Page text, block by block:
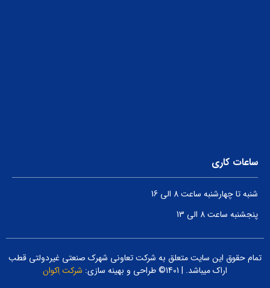
ساعات کاری
شنبه تا چهارشنبه ساعت 8 الی 16
پنجشنبه ساعت 8 الی 13
تمام حقوق این سایت متعلق به شرکت تعاونی شهرک صنعتی غیردولتی قطب
اراک میباشد. | 1401© طراحی و بهینه سازی:
شرکت اِکوان